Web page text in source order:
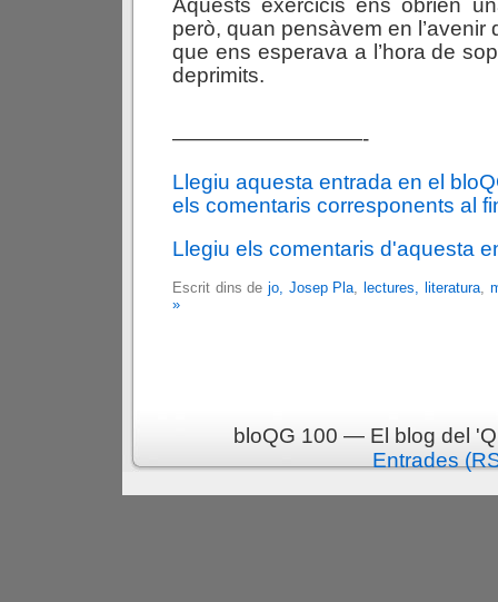
però, quan pensàvem en l’avenir
que ens esperava a l’hora de
deprimits.
—————————-
Llegiu aquesta entrada en el
els comentaris corresponents al
Llegiu els comentaris d'aquesta
Escrit dins dejo, Josep Pla ,lectures, literatura,
»
bloQG 100 — El blog del
Entrades